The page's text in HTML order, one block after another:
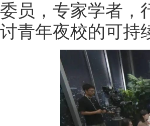
委员，专家学者，
讨青年夜校的可持